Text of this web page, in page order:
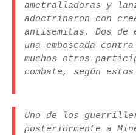
ametralladoras y
adoctrinaron con
antisemitas. Dos de
una emboscada
muchos otros
combate, según estos
Uno de los
posteriormente a